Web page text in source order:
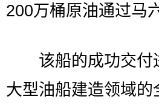
200万桶原油通过马
该船的成功交付
大型油船建造领域的